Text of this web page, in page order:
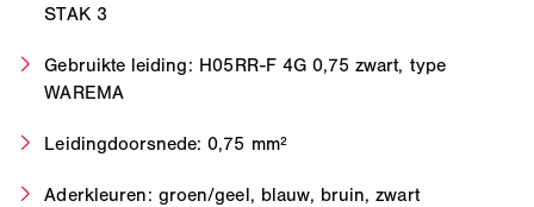
STAK 3
Gebruikte leiding: H05RR-F 4G 0,75 zwart, type
WAREMA
Leidingdoorsnede: 0,75 mm²
Aderkleuren: groen/geel, blauw, bruin, zwart